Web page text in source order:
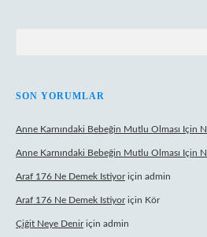
SON YORUMLAR
Anne Karnındaki Bebeğin Mutlu Olması Için
Anne Karnındaki Bebeğin Mutlu Olması Için
Araf 176 Ne Demek Istiyoriçin admin
Araf 176 Ne Demek Istiyoriçin Kör
Çiğit Neye Deniriçin admin